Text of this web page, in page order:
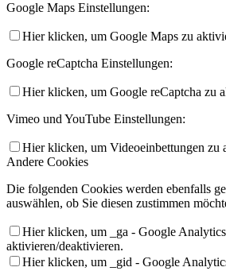
Google Maps Einstellungen:
Hier klicken, um Google Maps zu
Google reCaptcha Einstellungen:
Hier klicken, um Google reCaptcha zu
Vimeo und YouTube Einstellungen:
Hier klicken, um Videoeinbettungen zu
Andere Cookies
Die folgenden Cookies werden ebenfalls
auswählen, ob Sie diesen zustimmen
Hier klicken, um _ga - Google
aktivieren/deaktivieren.
Hier klicken, um _gid - Google